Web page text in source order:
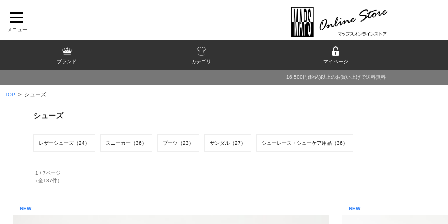
ブランド カテゴリ マイページ
16,500円(税込)以上のお買い上げで送料無料
TOP > シューズ
シューズ
レザーシューズ（24） スニーカー（36） ブーツ（23） サンダル（27） シューレース・シューケア用品（36）
1 / 7ページ
（全137件）
NEW NEW